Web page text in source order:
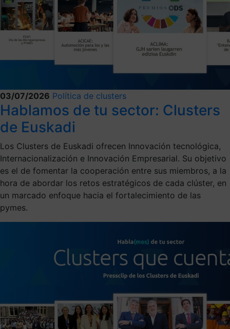
03/07/2026 Política de clusters
Hablamos de tu sector: Clusters
de Euskadi
Los Clusters de Euskadi ofrecen Innovación tecnológica,
Internacionalización e Innovación Empresarial. Su objetivo
es el de fomentar la cooperación entre sus miembros, a la
hora de abordar los retos estratégicos de cada clúster, en
un marcado enfoque hacia el fortalecimiento de las
pymes.